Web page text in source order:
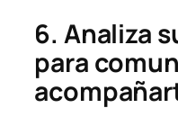
6. Analiza
para